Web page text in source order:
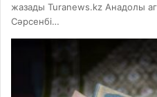
жазады Turanews.kz Анадолы
Сәрсенбі…